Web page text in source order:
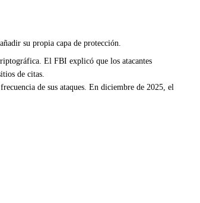
su propia capa de protección.
El FBI explicó que los atacantes
de citas.
de sus ataques. En diciembre de 2025, el